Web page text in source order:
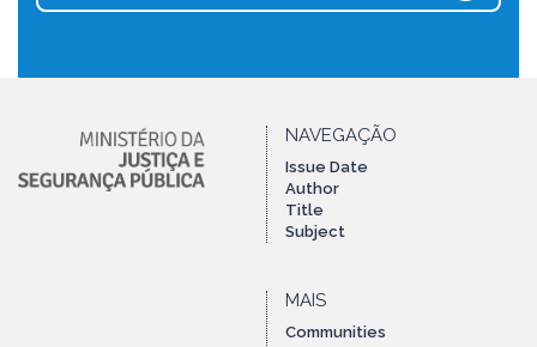
NAVEGAÇÃO
Issue Date
Author
Title
Subject
MAIS
Communities